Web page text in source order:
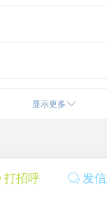
打招呼 发
显示更多